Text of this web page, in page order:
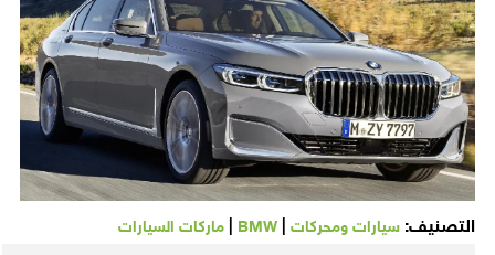
التصنيف: سيارات ومحركات|
BMW ماركات السيارات